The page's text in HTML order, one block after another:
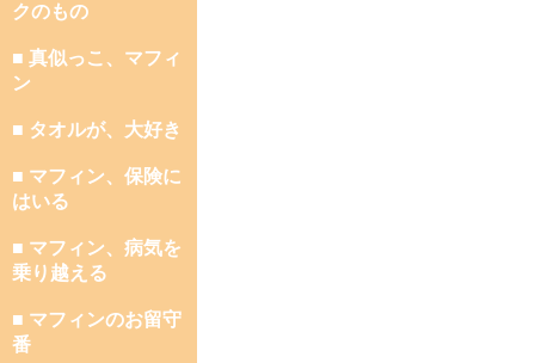
クのもの
■ 真似っこ、マフィ
ン
■ タオルが、大好き
■ マフィン、保険に
はいる
■ マフィン、病気を
乗り越える
■ マフィンのお留守
番